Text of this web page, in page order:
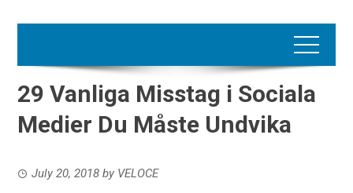
29 Vanliga Misstag i Sociala
Medier Du Måste Undvika
July 20, 2018 by VELOCE